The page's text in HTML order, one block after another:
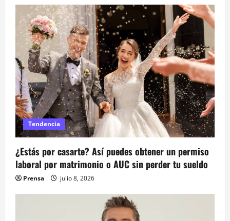
ó
n
d
e
e
n
t
r
a
Tendencia
¿Estás por casarte? Así puedes obtener un permiso
laboral por matrimonio o AUC sin perder tu sueldo
Prensa julio 8, 2026